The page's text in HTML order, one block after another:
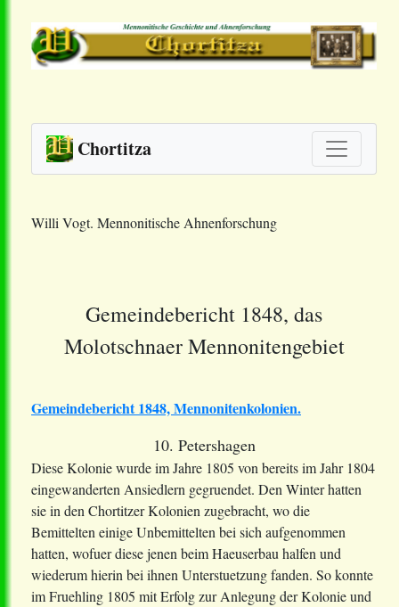
Chortitza
Willi Vogt. Mennonitische Ahnenforschung
Gemeindebericht 1848, das
Molotschnaer Mennonitengebiet
Gemeindebericht 1848, Mennonitenkolonien.
10. Petershagen
Diese Kolonie wurde im Jahre 1805 von bereits im Jahr 1804
eingewanderten Ansiedlern gegruendet. Den Winter hatten
sie in den Chortitzer Kolonien zugebracht, wo die
Bemittelten einige Unbemittelten bei sich aufgenommen
hatten, wofuer diese jenen beim Haeuserbau halfen und
wiederum hierin bei ihnen Unterstuetzung fanden. So konnte
im Fruehling 1805 mit Erfolg zur Anlegung der Kolonie und